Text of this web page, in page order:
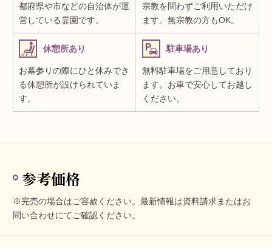
都府県や市などの自治体が運
営している霊園です。
宗教を問わずご利用いただけ
ます。無宗教の方もOK。
休憩所あり
お墓参りの際にひと休みでき
る休憩所が設けられていま
す。
駐車場あり
無料駐車場をご用意しており
ます。お車で安心してお越し
ください。
参考価格
※完売の場合はご容赦ください。最新情報は資料請求またはお
問い合わせにてご確認ください。